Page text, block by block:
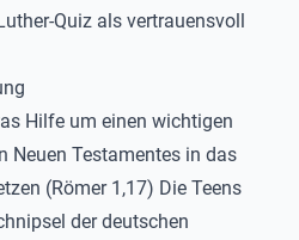
Quiz als vertrauensvoll
Hilfe um einen wichtigen
Neuen Testamentes in das
(Römer 1,17) Die Teens
der deutschen